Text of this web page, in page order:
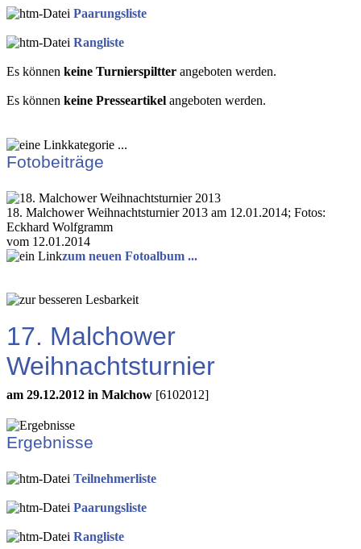
Paarungsliste
Rangliste
Es können keine Turnierspiltter angeboten werden.
Es können keine Presseartikel angeboten werden.
Fotobeiträge
18. Malchower Weihnachtsturnier 2013 am 12.01.2014; Fotos:
Eckhard Wolfgramm
vom 12.01.2014
zum neuen Fotoalbum ...
17. Malchower
Weihnachtsturnier
am 29.12.2012 in Malchow [6102012]
Ergebnisse
Teilnehmerliste
Paarungsliste
Rangliste